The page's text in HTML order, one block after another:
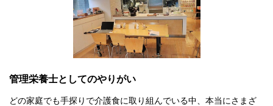
管理栄養士としてのやりがい
どの家庭でも手探りで介護食に取り組んでいる中、本当にさまざ